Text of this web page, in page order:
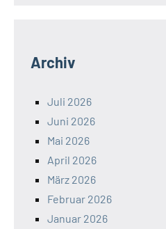
Archiv
Juli 2026
Juni 2026
Mai 2026
April 2026
März 2026
Februar 2026
Januar 2026